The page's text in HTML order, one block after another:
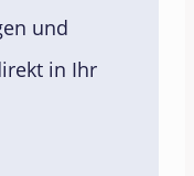
und
in Ihr